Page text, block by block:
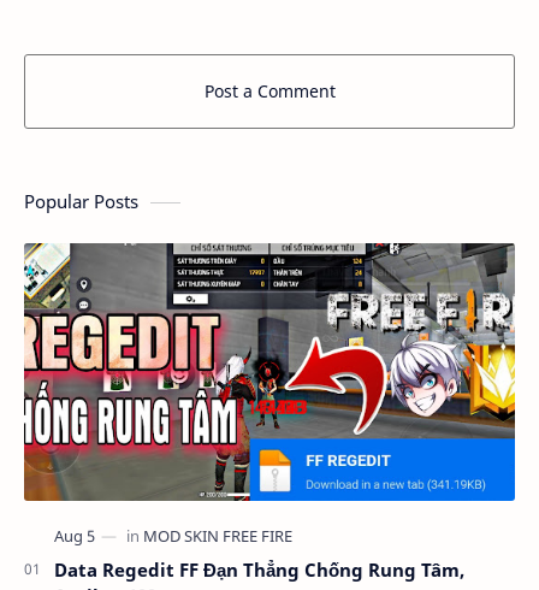
Post a Comment
Popular Posts
Data Regedit FF Đạn Thẳng Chống Rung Tâm,